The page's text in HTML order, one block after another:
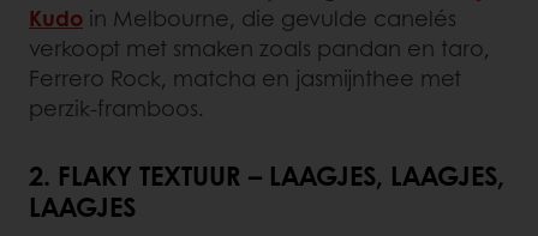
Kudo in Melbourne, die gevulde canelés
verkoopt met smaken zoals pandan en taro,
Ferrero Rock, matcha en jasmijnthee met
perzik-framboos.
2. FLAKY TEXTUUR – LAAGJES, LAAGJES,
LAAGJES